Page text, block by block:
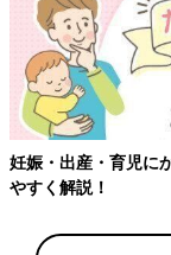
妊娠・出産・育児に
やすく解説！